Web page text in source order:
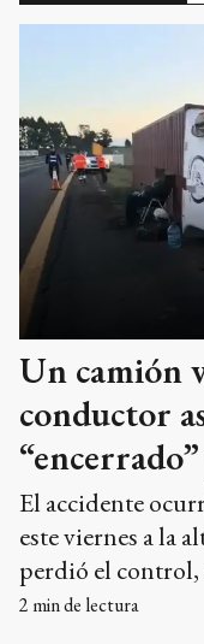
Un camión
conductor
El accidente
este viernes a la
perdió el control,
central y el
2 min de lectura